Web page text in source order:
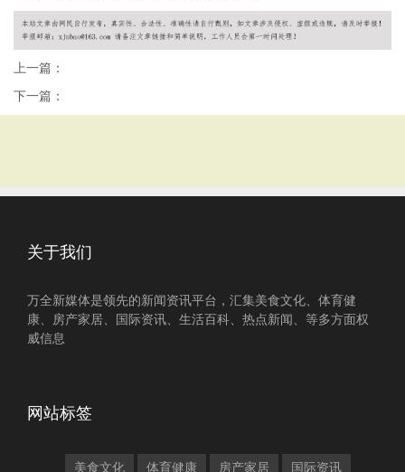
上一篇：
下一篇：
关于我们
万全新媒体是领先的新闻资讯平台，汇集美食文化、体育健
康、房产家居、国际资讯、生活百科、热点新闻、等多方面权
威信息
网站标签
美食文化 体育健康 房产家居 国际资讯